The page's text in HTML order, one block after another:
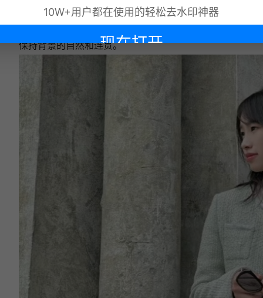
的人物。水印云的智能识别功能会帮助
保持背景的自然和连贯。
10W+用户都在使用的轻松去水印神器
现在打开
下次再说